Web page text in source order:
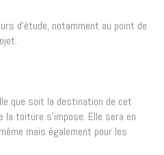
d’étude, notamment au point de
que soit la destination de cet
la toiture s’impose. Elle sera en
mais également pour les